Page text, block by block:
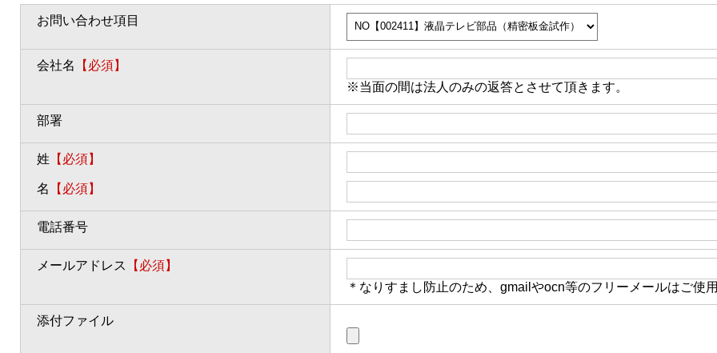
お問い合わせ項目
会社名
【必須】
※当面の間は法人のみの返答とさせて頂きます。
部署
姓 【必須】
名 【必須】
電話番号
メールアドレス
【必須】
＊なりすまし防止のため、gmailやocn等のフリーメールはご使
添付ファイル